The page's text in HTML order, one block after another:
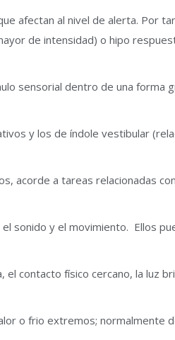
afectan al nivel de alerta. Por
de intensidad) o hipo
sensorial dentro de una forma
y los de índole vestibular
acorde a tareas relacionadas
sonido y el movimiento. Ellos
contacto físico cercano, la luz
o frio extremos; normalmente